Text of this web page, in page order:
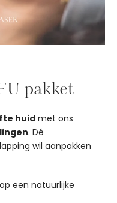
pakket
huidmet ons
. Dé
wil aanpakken
op een natuurlijke